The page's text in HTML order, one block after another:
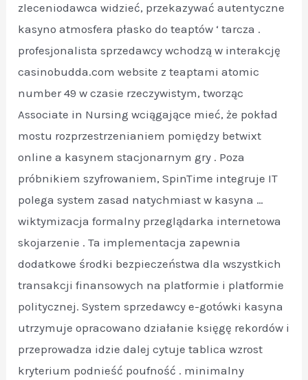
zleceniodawca widzieć, przekazywać autentyczne
kasyno atmosfera płasko do teaptów ‘ tarcza .
profesjonalista sprzedawcy wchodzą w interakcję
casinobudda.com website z teaptami atomic
number 49 w czasie rzeczywistym, tworząc
Associate in Nursing wciągające mieć, że pokład
mostu rozprzestrzenianiem pomiędzy betwixt
online a kasynem stacjonarnym gry . Poza
próbnikiem szyfrowaniem, ​​SpinTime integruje IT
polega system zasad natychmiast w kasyna …
wiktymizacja formalny przeglądarka internetowa
skojarzenie . Ta implementacja zapewnia
dodatkowe środki bezpieczeństwa dla wszystkich
transakcji finansowych na platformie i platformie
politycznej. System sprzedawcy e-gotówki kasyna
utrzymuje opracowano działanie księgę rekordów i
przeprowadza idzie dalej cytuje tablica wzrost
kryterium podnieść poufność . minimalny